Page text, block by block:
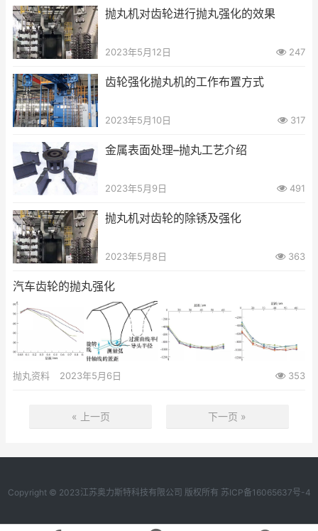
抛丸机对齿轮进行抛丸强化的效果
2023年5月12日 247
齿轮强化抛丸机的工作布置方式
2023年5月10日 317
金属表面处理–抛丸工艺介绍
2023年5月9日 491
抛丸机对齿轮的除锈及强化
2023年5月8日 363
汽车齿轮的抛丸强化
抛丸资料 2023年5月6日 353
« 上一页 下一页 »
Copyright © 2023江苏奥力斯特科技有限公司 版权所有 苏ICP备16065637号-4